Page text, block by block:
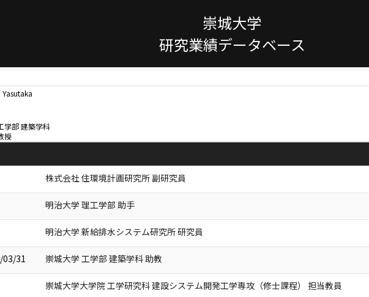
崇城大学
研究業績データベース
学部 建築学科
授
株式会社 住環境計画研究所 副研究員
明治大学 理工学部 助手
明治大学 新給排水システム研究所 研究員
03/31 崇城大学 工学部 建築学科 助教
崇城大学大学院 工学研究科 建設システム開発工学専攻（修士課程） 担当教員